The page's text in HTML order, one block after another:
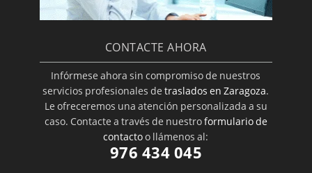
CONTACTE AHORA
Infórmese ahora sin compromiso de nuestros
servicios profesionales detraslados en Zaragoza.
Le ofreceremos una atención personalizada a su
caso. Contacte a través de nuestroformulario de
contactoo llámenos al:
976 434 045